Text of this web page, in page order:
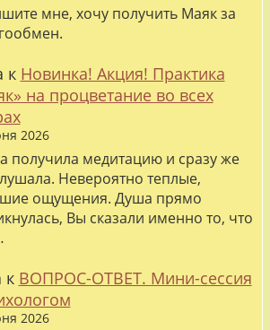
мне, хочу получить Маяк за
к Новинка! Акция! Практика
на процветание во всех
2026
получила медитацию и сразу же
Невероятно теплые,
ощущения. Душа прямо
Вы сказали именно то, что
к ВОПРОС-ОТВЕТ. Мини-сессия
2026